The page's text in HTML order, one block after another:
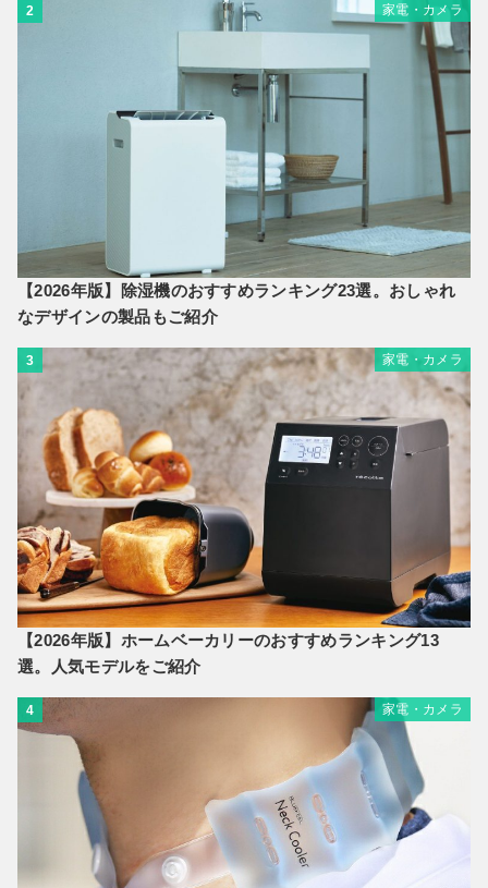
2 家電・カメラ
【2026年版】除湿機のおすすめランキング23選。おしゃれ
なデザインの製品もご紹介
3 家電・カメラ
【2026年版】ホームベーカリーのおすすめランキング13
選。人気モデルをご紹介
4 家電・カメラ